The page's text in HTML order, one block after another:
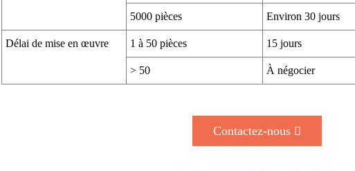
5000 pièces Environ 30 jours
Délai de mise en œuvre 1 à 50 pièces 15 jours
> 50 À négocier
Contactez-nous